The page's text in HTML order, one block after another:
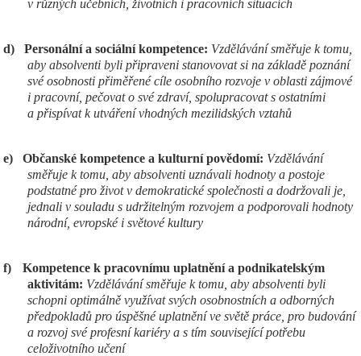
v různých učebních, životních i pracovních situacích
d) Personální a sociální kompetence: Vzdělávání směřuje k tomu,
aby absolventi byli připraveni stanovovat si na základě poznání
své osobnosti přiměřené cíle osobního rozvoje v oblasti zájmové
i pracovní, pečovat o své zdraví, spolupracovat s ostatními
a přispívat k utváření vhodných mezilidských vztahů
e) Občanské kompetence a kulturní povědomí: Vzdělávání
směřuje k tomu, aby absolventi uznávali hodnoty a postoje
podstatné pro život v demokratické společnosti a dodržovali je,
jednali v souladu s udržitelným rozvojem a podporovali hodnoty
národní, evropské i světové kultury
f)
Kompetence k pracovnímu uplatnění a podnikatelským
aktivitám: Vzdělávání směřuje k tomu, aby absolventi byli
schopni optimálně využívat svých osobnostních a odborných
předpokladů pro úspěšné uplatnění ve světě práce, pro budování
a rozvoj své profesní kariéry a s tím související potřebu
celoživotního učení